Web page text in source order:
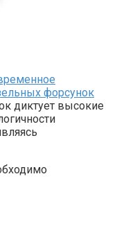
форсунок
диктует высокие